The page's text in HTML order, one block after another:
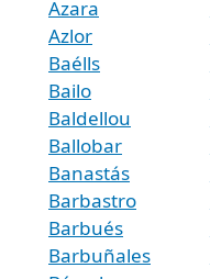
Azara
Azlor
Baélls
Bailo
Baldellou
Ballobar
Banastás
Barbastro
Barbués
Barbuñales